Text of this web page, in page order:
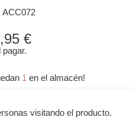
ACC072
€
pagar.
1 en el almacén!
visitando el producto.